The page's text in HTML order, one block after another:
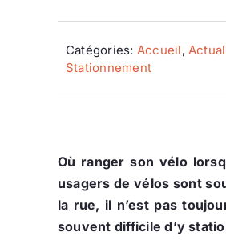
Catégories: Accueil,
Stationnement
Où ranger son vélo
usagers de vélos sont
la rue, il n’est pas
souvent difficile d’y